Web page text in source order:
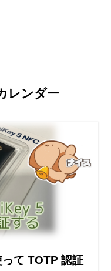
レンダー
て TOTP 認証